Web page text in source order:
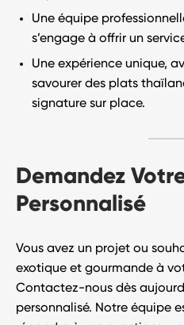
Une équipe
s’engage à offrir un
Une expérience unique,
savourer des plats
signature sur place.
Demandez
Personnalisé
Vous avez un projet ou
exotique et gourmande à
Contactez-nous dès
personnalisé. Notre équipe